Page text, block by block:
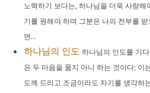
노력하기 보다는, 하나님을 더욱 사랑해
기를 원해야 하며 그분은 나의 전부를
면...
하나님의 인도 하나님의 인도를 기
은 두 마음을 품지 아니 하는 것이다; 이
도께 드리고 조금이라도 자기를 생각하